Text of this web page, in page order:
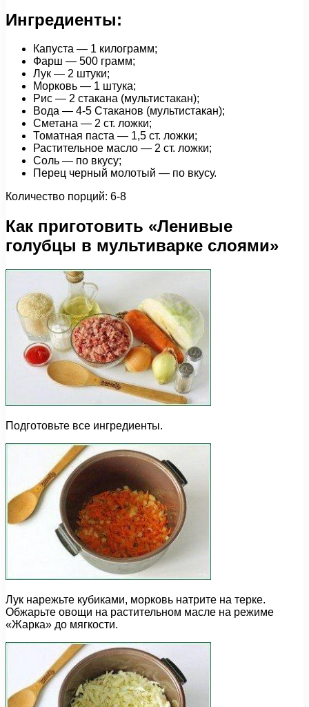
Ингредиенты:
Капуста — 1 килограмм;
Фарш — 500 грамм;
Лук — 2 штуки;
Морковь — 1 штука;
Рис — 2 стакана (мультистакан);
Вода — 4-5 Стаканов (мультистакан);
Сметана — 2 ст. ложки;
Томатная паста — 1,5 ст. ложки;
Растительное масло — 2 ст. ложки;
Соль — по вкусу;
Перец черный молотый — по вкусу.
Количество порций: 6-8
Как приготовить «Ленивые
голубцы в мультиварке слоями»
Подготовьте все ингредиенты.
Лук нарежьте кубиками, морковь натрите на терке.
Обжарьте овощи на растительном масле на режиме
«Жарка» до мягкости.